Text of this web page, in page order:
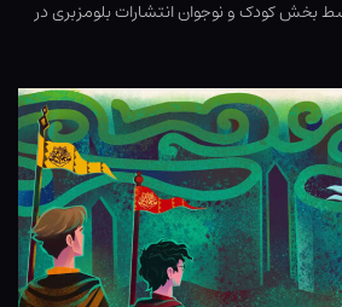
بخش کودک و نوجوان انتشارات بلومزبری در